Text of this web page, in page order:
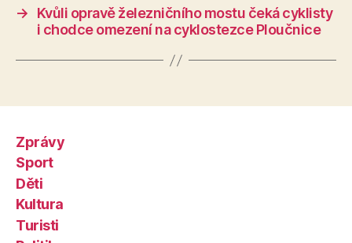
→
Kvůli opravě železničního mostu čeká cyklisty
i chodce omezení na cyklostezce Ploučnice
Zprávy
Sport
Děti
Kultura
Turisti